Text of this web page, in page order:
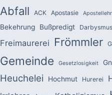
Abfall ACK Apostasie
Bekehrung Bußpredigt Darbysmus
Freimaurerei Frömmler
Gemeinde Gesetzlosigkeit
Heuchelei Hochmut Hurerei